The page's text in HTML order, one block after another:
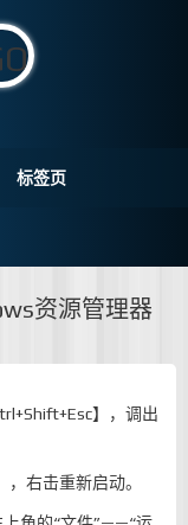
标签页
资源管理器
】，调出
右击重新启动。